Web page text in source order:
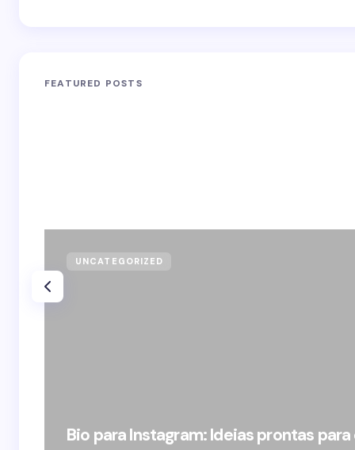
FEATURED POSTS
UNCATEGORIZED
Bio para Instagram: Ideias prontas